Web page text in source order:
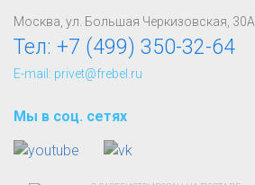
Москва, ул. Большая Черкизовская, 30А
Тел: +7 (499) 350-32-64
E-mail: privet@frebel.ru
Мы в соц. сетях